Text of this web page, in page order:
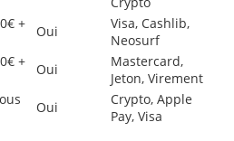
+
Oui
Visa, Cashlib,
Neosurf
+
Oui
Mastercard,
Jeton, Virement
Oui
Crypto, Apple
Pay, Visa